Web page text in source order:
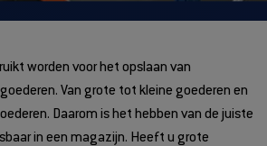
worden voor het opslaan van
Van grote tot kleine goederen en
Daarom is het hebben van de juiste
in een magazijn. Heeft u grote